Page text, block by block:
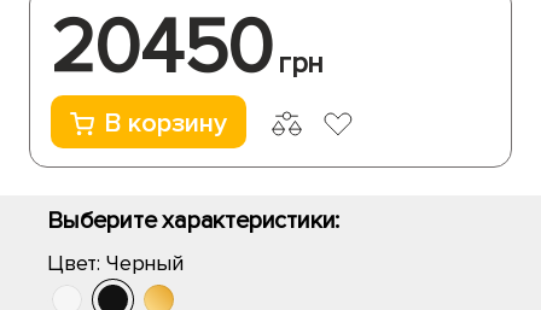
20450 грн
В корзину
Выберите характеристики:
Цвет: Черный